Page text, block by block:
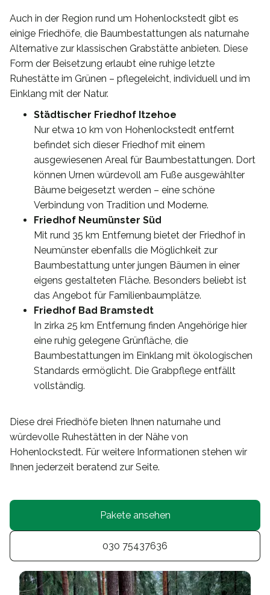
Auch in der Region rund um Hohenlockstedt gibt es
einige Friedhöfe, die Baumbestattungen als naturnahe
Alternative zur klassischen Grabstätte anbieten. Diese
Form der Beisetzung erlaubt eine ruhige letzte
Ruhestätte im Grünen – pflegeleicht, individuell und im
Einklang mit der Natur.
Städtischer Friedhof Itzehoe
Nur etwa 10 km von Hohenlockstedt entfernt
befindet sich dieser Friedhof mit einem
ausgewiesenen Areal für Baumbestattungen. Dort
können Urnen würdevoll am Fuße ausgewählter
Bäume beigesetzt werden – eine schöne
Verbindung von Tradition und Moderne.
Friedhof Neumünster Süd
Mit rund 35 km Entfernung bietet der Friedhof in
Neumünster ebenfalls die Möglichkeit zur
Baumbestattung unter jungen Bäumen in einer
eigens gestalteten Fläche. Besonders beliebt ist
das Angebot für Familienbaumplätze.
Friedhof Bad Bramstedt
In zirka 25 km Entfernung finden Angehörige hier
eine ruhig gelegene Grünfläche, die
Baumbestattungen im Einklang mit ökologischen
Standards ermöglicht. Die Grabpflege entfällt
vollständig.
Diese drei Friedhöfe bieten Ihnen naturnahe und
würdevolle Ruhestätten in der Nähe von
Hohenlockstedt. Für weitere Informationen stehen wir
Ihnen jederzeit beratend zur Seite.
Pakete ansehen
030 75437636